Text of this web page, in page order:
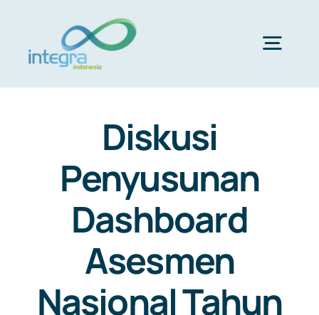
content
PRODUCTS & SERVICES
PORTFOLIO
Diskusi
Penyusunan
Dashboard
Asesmen
Nasional Tahun